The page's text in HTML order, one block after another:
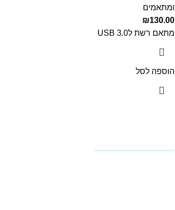
ומתאמים
₪130.00
מתאם רשת לUSB 3.0
הוספה לסל